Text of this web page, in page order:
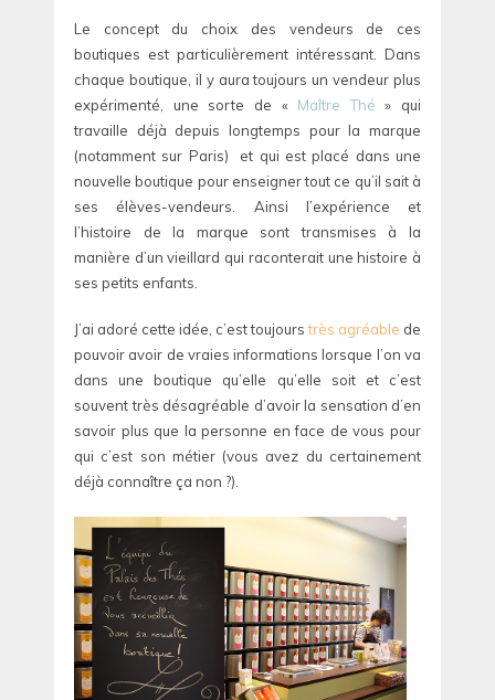
Le concept du choix des vendeurs de ces
boutiques est particulièrement intéressant. Dans
chaque boutique, il y aura toujours un vendeur plus
expérimenté, une sorte de « Maître Thé » qui
travaille déjà depuis longtemps pour la marque
(notamment sur Paris) et qui est placé dans une
nouvelle boutique pour enseigner tout ce qu’il sait à
ses élèves-vendeurs. Ainsi l’expérience et
l’histoire de la marque sont transmises à la
manière d’un vieillard qui raconterait une histoire à
ses petits enfants.
J’ai adoré cette idée, c’est toujourstrès agréable de
pouvoir avoir de vraies informations lorsque l’on va
dans une boutique qu’elle qu’elle soit et c’est
souvent très désagréable d’avoir la sensation d’en
savoir plus que la personne en face de vous pour
qui c’est son métier (vous avez du certainement
déjà connaître ça non ?).